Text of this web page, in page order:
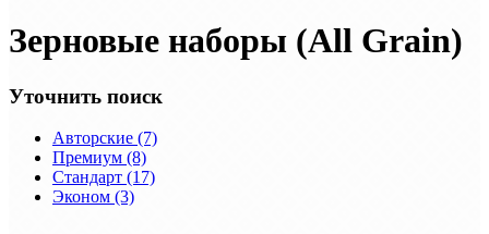
Зерновые наборы (All Grain)
Уточнить поиск
Авторские (7)
Премиум (8)
Стандарт (17)
Эконом (3)